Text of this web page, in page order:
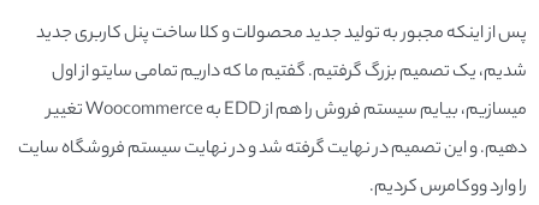
پس از اینکه مجبور به تولید جدید محصولات و کلا ساخت پنل کاربری جدید
شدیم، یک تصمیم بزرگ گرفتیم. گفتیم ما که داریم تمامی سایتو از اول
میسازیم، بیایم سیستم فروش را هم از EDD به Woocommerce تغییر
دهیم. و این تصمیم در نهایت گرفته شد و در نهایت سیستم فروشگاه سایت
را وارد ووکامرس کردیم.